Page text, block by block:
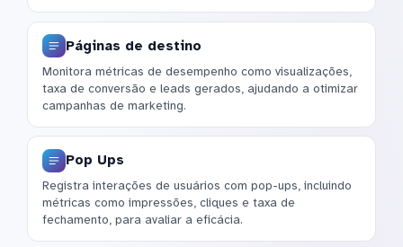
Páginas de destino
Monitora métricas de desempenho como visualizações,
taxa de conversão e leads gerados, ajudando a otimizar
campanhas de marketing.
Pop Ups
Registra interações de usuários com pop-ups, incluindo
métricas como impressões, cliques e taxa de
fechamento, para avaliar a eficácia.